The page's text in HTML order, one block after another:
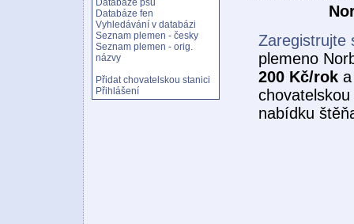
Databáze psů
Databáze fen
Vyhledávání v databázi
Seznam plemen - česky
Seznam plemen - orig.
názvy
Přidat chovatelskou stanici
Přihlášení
Zaregistrujte
plemeno
200 Kč/rok
nabídku